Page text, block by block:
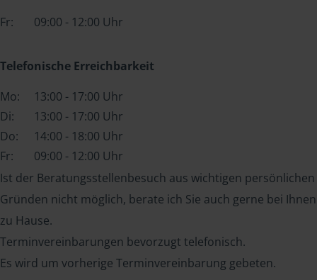
Fr:
09:00 - 12:00 Uhr
Telefonische Erreichbarkeit
Mo:
13:00 - 17:00 Uhr
Di:
13:00 - 17:00 Uhr
Do:
14:00 - 18:00 Uhr
Fr:
09:00 - 12:00 Uhr
Ist der Beratungsstellenbesuch aus wichtigen persönlichen
Gründen nicht möglich, berate ich Sie auch gerne bei Ihnen
zu Hause.
Terminvereinbarungen bevorzugt telefonisch.
Es wird um vorherige Terminvereinbarung gebeten.